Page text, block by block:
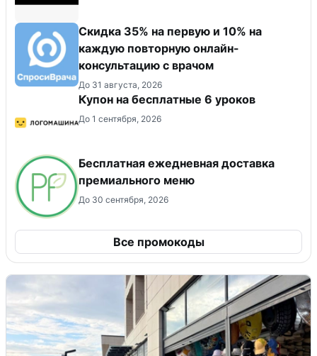
Скидка 35% на первую и 10% на
каждую повторную онлайн-
консультацию с врачом
До 31 августа, 2026
Купон на бесплатные 6 уроков
До 1 сентября, 2026
Бесплатная ежедневная доставка
премиального меню
До 30 сентября, 2026
Все промокоды